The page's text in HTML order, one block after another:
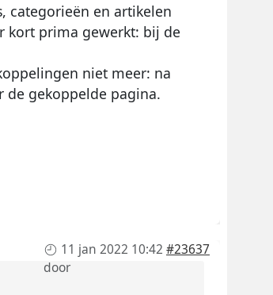
categorieën en artikelen
kort prima gewerkt: bij de
niet meer: na
de gekoppelde pagina.
11 jan 2022 10:42 #23637
door